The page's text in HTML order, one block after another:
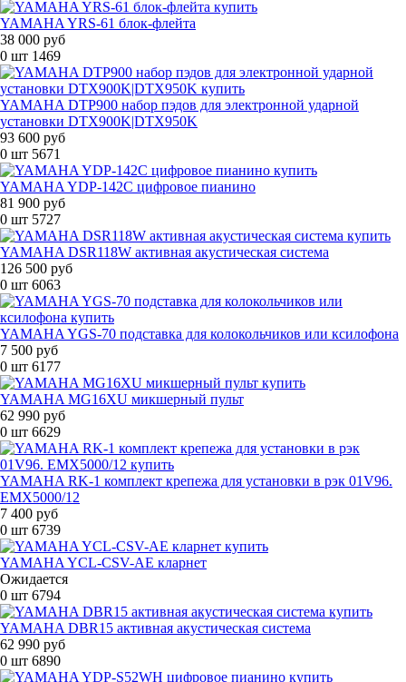
YAMAHA YRS-61 блок-флейта
38 000 руб
0 шт 1469
YAMAHA DTP900 набор пэдов для электронной ударной
установки DTX900K|DTX950K
93 600 руб
0 шт 5671
YAMAHA YDP-142C цифровое пианино
81 900 руб
0 шт 5727
YAMAHA DSR118W активная акустическая система
126 500 руб
0 шт 6063
YAMAHA YGS-70 подставка для колокольчиков или ксилофона
7 500 руб
0 шт 6177
YAMAHA MG16XU микшерный пульт
62 990 руб
0 шт 6629
YAMAHA RK-1 комплект крепежа для установки в рэк 01V96.
EMX5000/12
7 400 руб
0 шт 6739
YAMAHA YCL-CSV-AE кларнет
Ожидается
0 шт 6794
YAMAHA DBR15 активная акустическая система
62 990 руб
0 шт 6890